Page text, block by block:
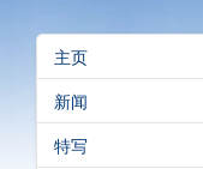
昔日警声
警务处主页
繁體版
主页
新闻
特写